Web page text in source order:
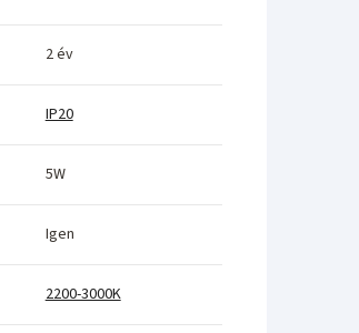
2 év
IP20
5W
Igen
2200-3000K